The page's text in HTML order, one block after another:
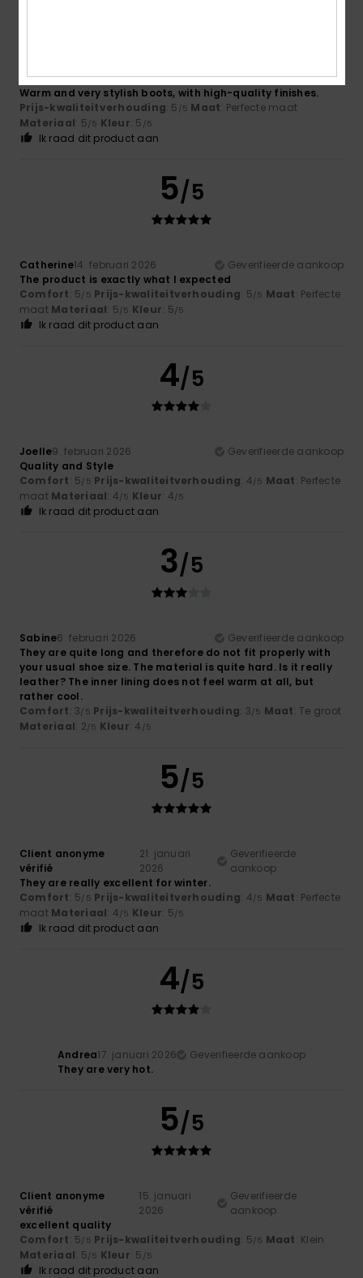
Raphaëlle18. februari 2026
Geverifieerde aankoop
Warm and very stylish boots, with high-quality finishes.
Prijs-kwaliteitverhouding: 5 /5 Maat: Perfecte maat
Materiaal: 5/5 Kleur: 5 /5
Ik raad dit product aan
5/5
Catherine14. februari 2026
Geverifieerde aankoop
The product is exactly what I expected
Comfort: 5/5 Prijs-kwaliteitverhouding: 5/5 Maat: Perfecte
maat Materiaal: 5/5 Kleur: 5/5
Ik raad dit product aan
4/5
Joelle9. februari 2026
Geverifieerde aankoop
Quality and Style
Comfort: 5/5 Prijs-kwaliteitverhouding: 4/5 Maat: Perfecte
maat Materiaal: 4/5 Kleur: 4/5
Ik raad dit product aan
3/5
Sabine6. februari 2026
Geverifieerde aankoop
They are quite long and therefore do not fit properly with
your usual shoe size. The material is quite hard. Is it really
leather? The inner lining does not feel warm at all, but
rather cool.
Comfort: 3/5 Prijs-kwaliteitverhouding: 3/5 Maat: Te groot
Materiaal: 2/5 Kleur: 4 /5
5/5
Client anonyme
vérifié
21. januari
2026
Geverifieerde
aankoop
They are really excellent for winter.
Comfort: 5/5 Prijs-kwaliteitverhouding: 4/5 Maat: Perfecte
maat Materiaal: 4/5 Kleur: 5/5
Ik raad dit product aan
4/5
Andrea17. januari 2026
Geverifieerde aankoop
They are very hot.
5/5
Client anonyme
vérifié
15. januari
2026
Geverifieerde
aankoop
excellent quality
Comfort: 5/5 Prijs-kwaliteitverhouding: 5/5 Maat: Klein
Materiaal: 5/5 Kleur: 5 /5
Ik raad dit product aan